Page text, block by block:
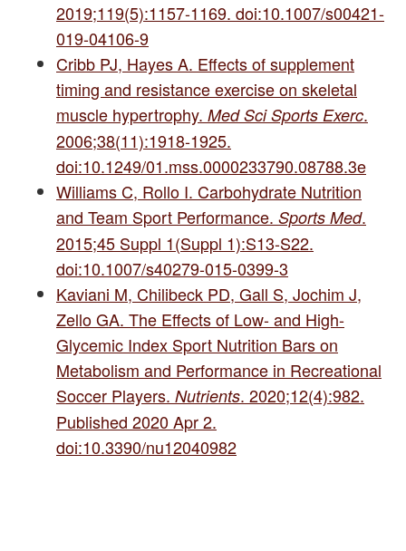
2019;119(5):1157-1169. doi:10.1007/s00421-
019-04106-9
Cribb PJ, Hayes A. Effects of supplement
timing and resistance exercise on skeletal
muscle hypertrophy. Med Sci Sports Exerc.
2006;38(11):1918-1925.
doi:10.1249/01.mss.0000233790.08788.3e
Williams C, Rollo I. Carbohydrate Nutrition
and Team Sport Performance. Sports Med.
2015;45 Suppl 1(Suppl 1):S13-S22.
doi:10.1007/s40279-015-0399-3
Kaviani M, Chilibeck PD, Gall S, Jochim J,
Zello GA. The Effects of Low- and High-
Glycemic Index Sport Nutrition Bars on
Metabolism and Performance in Recreational
Soccer Players. Nutrients. 2020;12(4):982.
Published 2020 Apr 2.
doi:10.3390/nu12040982